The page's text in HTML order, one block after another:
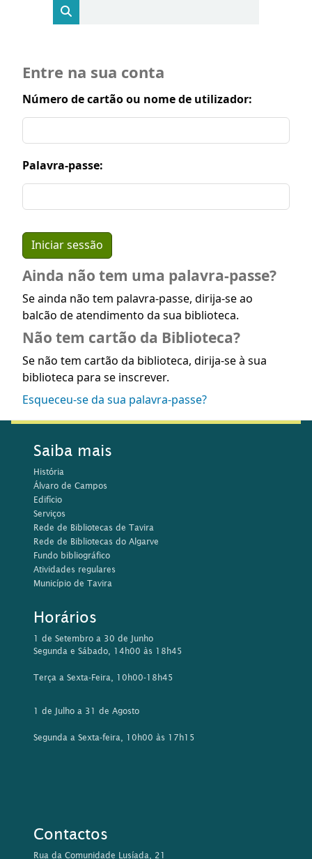
Entre na sua conta
Número de cartão ou nome de utilizador:
Palavra-passe:
Ainda não tem uma palavra-passe?
Se ainda não tem palavra-passe, dirija-se ao
balcão de atendimento da sua biblioteca.
Não tem cartão da Biblioteca?
Se não tem cartão da biblioteca, dirija-se à sua
biblioteca para se inscrever.
Esqueceu-se da sua palavra-passe?
Saiba mais
História
Álvaro de Campos
Edifício
Serviços
Rede de Bibliotecas de Tavira
Rede de Bibliotecas do Algarve
Fundo bibliográfico
Atividades regulares
Município de Tavira
Horários
1 de Setembro a 30 de Junho
Segunda e Sábado, 14h00 às 18h45
Terça a Sexta-Feira, 10h00-18h45
1 de Julho a 31 de Agosto
Segunda a Sexta-feira, 10h00 às 17h15
Contactos
Rua da Comunidade Lusíada, 21